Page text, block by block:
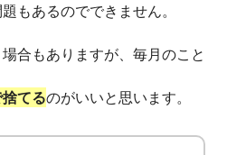
もあるのでできません。
合もありますが、毎月のこと
てるのがいいと思います。